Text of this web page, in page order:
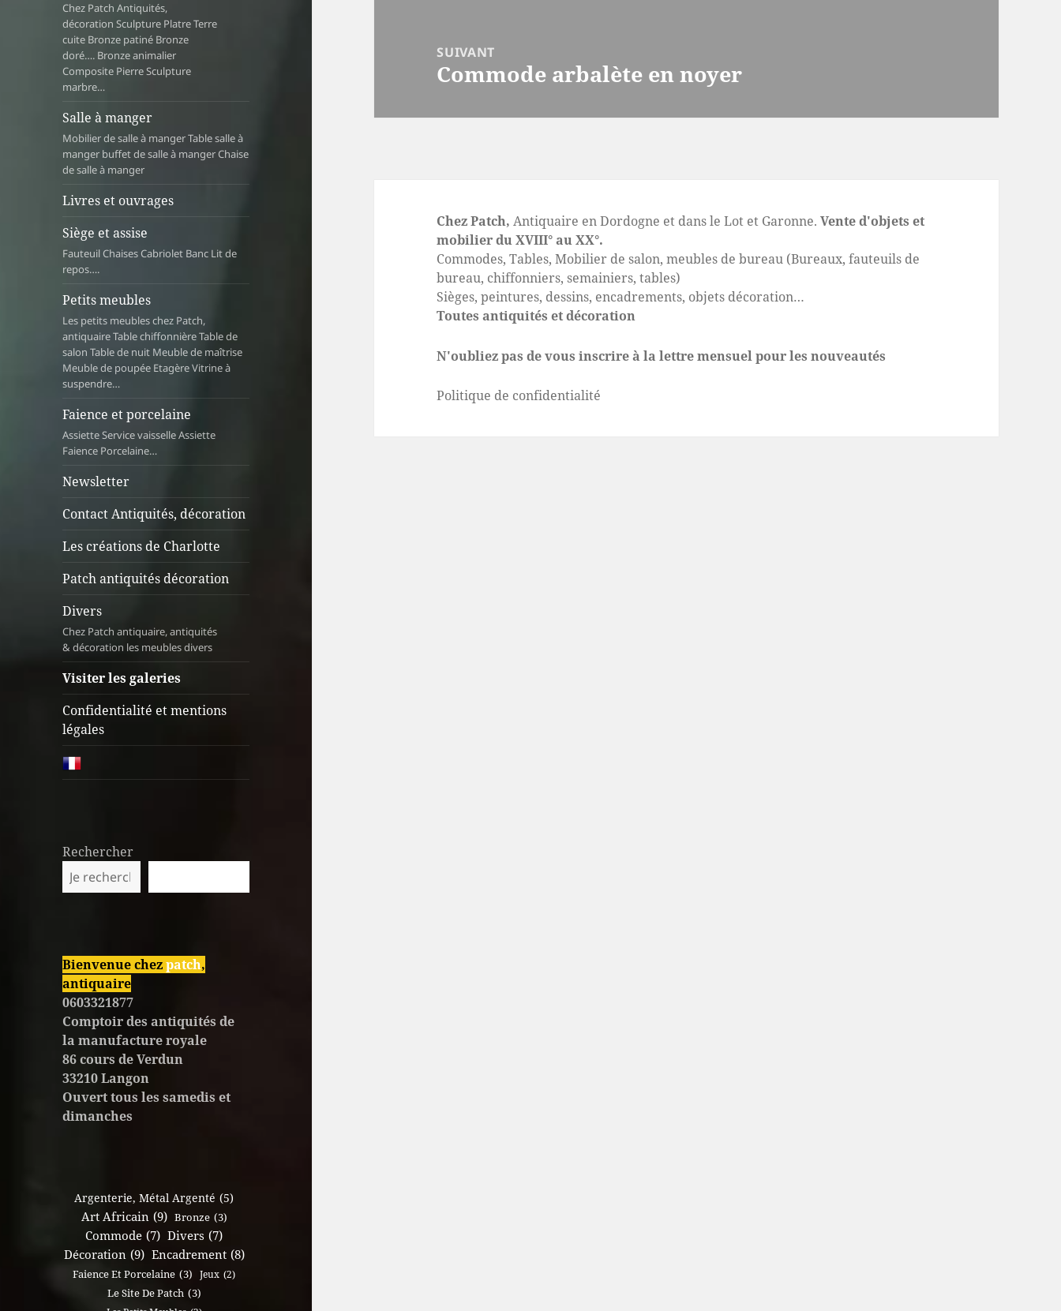
Chez Patch Antiquités,
décoration Sculpture Platre Terre
cuite Bronze patiné Bronze
doré…. Bronze animalier
Composite Pierre Sculpture
marbre…
Salle à manger
Mobilier de salle à manger Table salle à
manger buffet de salle à manger Chaise
de salle à manger
Livres et ouvrages
Siège et assise
Fauteuil Chaises Cabriolet Banc Lit de
repos….
Petits meubles
Les petits meubles chez Patch,
antiquaire Table chiffonnière Table de
salon Table de nuit Meuble de maîtrise
Meuble de poupée Etagère Vitrine à
suspendre…
Faience et porcelaine
Assiette Service vaisselle Assiette
Faience Porcelaine…
Newsletter
Contact Antiquités, décoration
Les créations de Charlotte
Patch antiquités décoration
Divers
Chez Patch antiquaire, antiquités
& décoration les meubles divers
Visiter les galeries
Confidentialité et mentions
légales
Rechercher
Bienvenue chezpatch,
antiquaire
0603321877
Comptoir des antiquités de
la manufacture royale
86 cours de Verdun
33210 Langon
Ouvert tous les samedis et
dimanches
Argenterie, Métal Argenté (5)
Art Africain (9) Bronze (3)
Commode (7) Divers (7)
Décoration (9) Encadrement (8)
Faience Et Porcelaine (3) Jeux (2)
Le Site De Patch (3)
SUIVANT
Article
Commode arbalète en noyer
Chez Patch, Antiquaire en Dordogne et dans le Lot et Garonne.Vente d'objets et
mobilier du XVIII° au XX°.
Commodes, Tables, Mobilier de salon, meubles de bureau (Bureaux, fauteuils de
bureau, chiffonniers, semainiers, tables)
Sièges, peintures, dessins, encadrements, objets décoration…
Toutes antiquités et décoration
N'oubliez pas de vous inscrire à la lettre mensuel pour les nouveautés
Politique de confidentialité